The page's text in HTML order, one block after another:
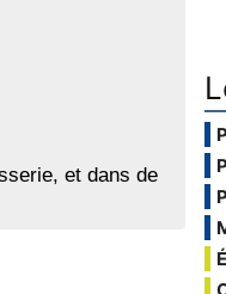
et dans de